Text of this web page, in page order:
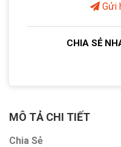
Gửi
CHIA SẺ
MÔ TẢ CHI TIẾT
Chia Sẻ